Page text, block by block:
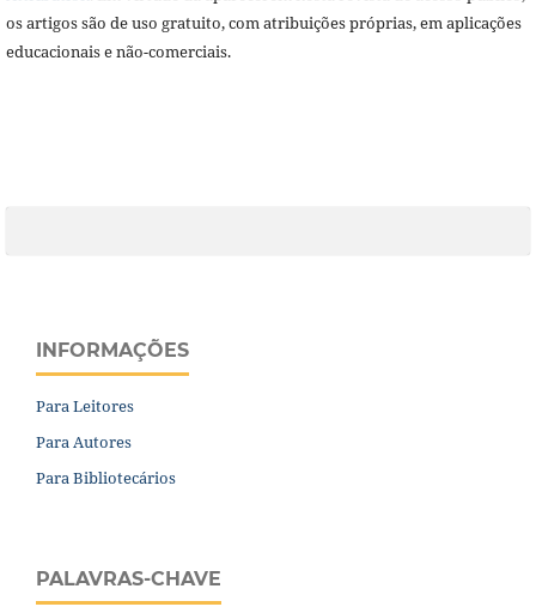
os artigos são de uso gratuito, com atribuições próprias, em aplicações
educacionais e não-comerciais.
INFORMAÇÕES
Para Leitores
Para Autores
Para Bibliotecários
PALAVRAS-CHAVE